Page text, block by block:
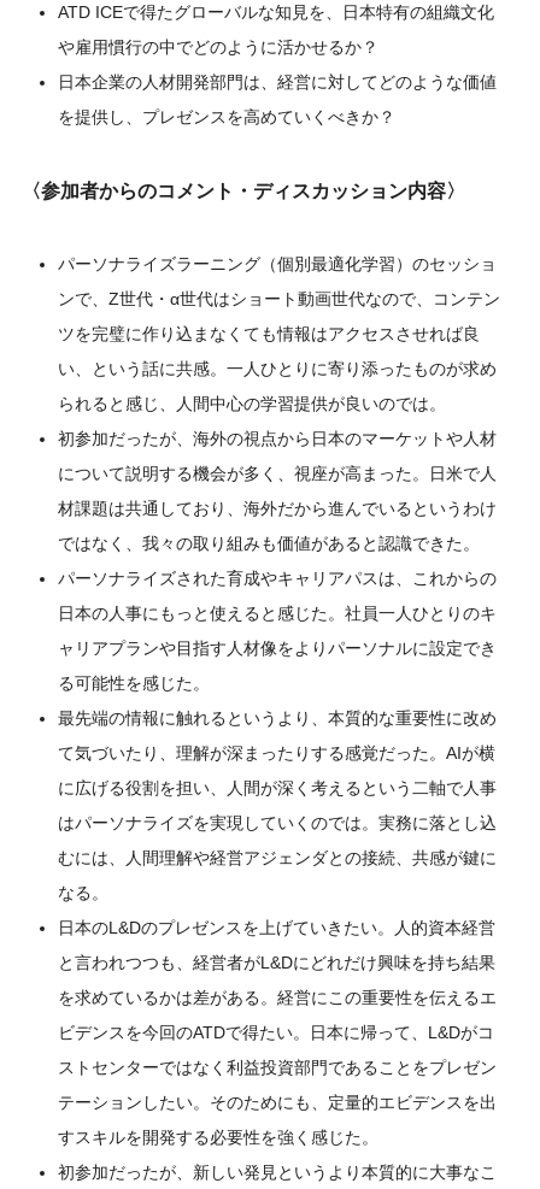
ATD ICEで得たグローバルな知見を、日本特有の組織文化
や雇用慣行の中でどのように活かせるか？
日本企業の人材開発部門は、経営に対してどのような価値
を提供し、プレゼンスを高めていくべきか？
〈参加者からのコメント・ディスカッション内容〉
パーソナライズラーニング（個別最適化学習）のセッショ
ンで、Z世代・α世代はショート動画世代なので、コンテン
ツを完璧に作り込まなくても情報はアクセスさせれば良
い、という話に共感。一人ひとりに寄り添ったものが求め
られると感じ、人間中心の学習提供が良いのでは。
初参加だったが、海外の視点から日本のマーケットや人材
について説明する機会が多く、視座が高まった。日米で人
材課題は共通しており、海外だから進んでいるというわけ
ではなく、我々の取り組みも価値があると認識できた。
パーソナライズされた育成やキャリアパスは、これからの
日本の人事にもっと使えると感じた。社員一人ひとりのキ
ャリアプランや目指す人材像をよりパーソナルに設定でき
る可能性を感じた。
最先端の情報に触れるというより、本質的な重要性に改め
て気づいたり、理解が深まったりする感覚だった。AIが横
に広げる役割を担い、人間が深く考えるという二軸で人事
はパーソナライズを実現していくのでは。実務に落とし込
むには、人間理解や経営アジェンダとの接続、共感が鍵に
なる。
日本のL&Dのプレゼンスを上げていきたい。人的資本経営
と言われつつも、経営者がL&Dにどれだけ興味を持ち結果
を求めているかは差がある。経営にこの重要性を伝えるエ
ビデンスを今回のATDで得たい。日本に帰って、L&Dがコ
ストセンターではなく利益投資部門であることをプレゼン
テーションしたい。そのためにも、定量的エビデンスを出
すスキルを開発する必要性を強く感じた。
初参加だったが、新しい発見というより本質的に大事なこ